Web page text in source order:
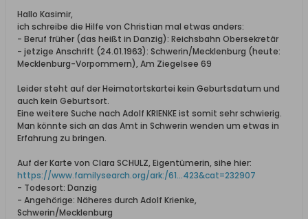
Hallo Kasimir,
ich schreibe die Hilfe von Christian mal etwas anders:
- Beruf früher (das heißt in Danzig): Reichsbahn Obersekretär
- jetzige Anschrift (24.01.1963): Schwerin/Mecklenburg (heute:
Mecklenburg-Vorpommern), Am Ziegelsee 69
Leider steht auf der Heimatortskartei kein Geburtsdatum und
auch kein Geburtsort.
Eine weitere Suche nach Adolf KRIENKE ist somit sehr schwierig.
Man könnte sich an das Amt in Schwerin wenden um etwas in
Erfahrung zu bringen.
Auf der Karte von Clara SCHULZ, Eigentümerin, sihe hier:
https://www.familysearch.org/ark:/61...423&cat=232907
- Todesort: Danzig
- Angehörige: Näheres durch Adolf Krienke,
Schwerin/Mecklenburg